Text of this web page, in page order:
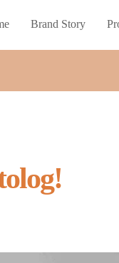
Brand Story